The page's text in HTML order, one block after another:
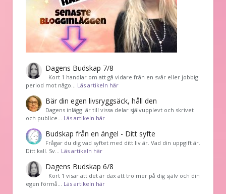
Dagens Budskap 7/8
Kort 1 handlar om att gå vidare från en svår eller jobbig
period mot någo… Läs artikeln här
Bär din egen livsryggsäck, håll den
Dagens inlägg är till vissa delar självupplevt och skrivet
och publice… Läs artikeln här
Budskap från en ängel - Ditt syfte
Frågar du dig vad syftet med ditt liv är. Vad din uppgift är.
Ditt kall. Sv… Läs artikeln här
Dagens Budskap 6/8
Kort 1 visar att det är dax att tro mer på dig själv och din
egen förmå… Läs artikeln här